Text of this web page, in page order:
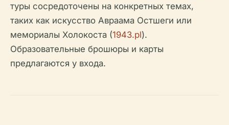
туры сосредоточены на конкретных темах,
таких как искусство Авраама Остшеги или
мемориалы Холокоста (1943.pl).
Образовательные брошюры и карты
предлагаются у входа.